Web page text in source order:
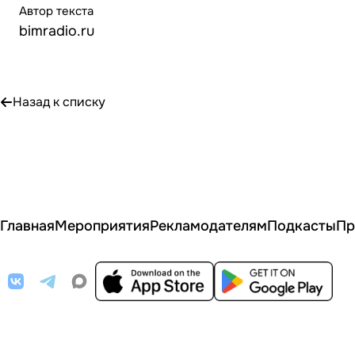
Автор текста
bimradio.ru
Назад к списку
ГлавнаяМероприятияРекламодателямПодкасты